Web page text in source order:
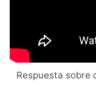
Respuesta sobre